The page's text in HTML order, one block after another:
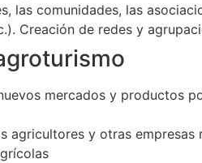
las comunidades, las
Creación de redes y
mercados y productos
agricultores y otras empresas